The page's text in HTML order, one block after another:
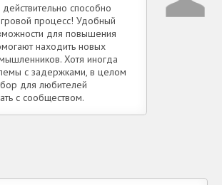
способно
процесс! Удобный
для повышения
находить новых
Хотя иногда
с задержками, в целом
для любителей
с сообществом.